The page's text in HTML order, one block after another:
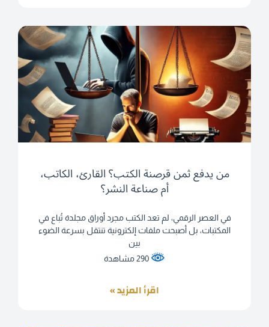
من يدفع ثمن قرصنة الكتب؟ القارئ، الكاتب،
أم صناعة النشر؟
في العصر الرقمي، لم تعد الكتب مجرد أوراق مجلدة تُباع في
المكتبات، بل أصبحت ملفات إلكترونية تنتقل بسرعة الضوء
بين
اقرأ المزيد »